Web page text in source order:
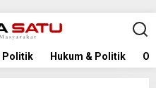
Politik Hukum & Politik